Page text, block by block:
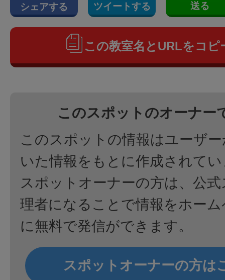
シェアする ツイートする 送る
この教室名とURLをコピ
このスポットのオーナー
このスポットの情報はユーザ
いた情報をもとに作成されて
スポットオーナーの方は、公
理者になることで情報をホー
に無料で発信ができます。
スポットオーナーの方は